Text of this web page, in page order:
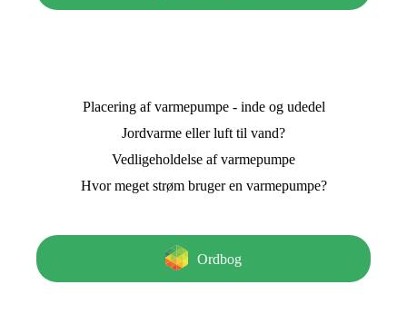
Placering af varmepumpe - inde og udedel
Jordvarme eller luft til vand?
Vedligeholdelse af varmepumpe
Hvor meget strøm bruger en varmepumpe?
Ordbog